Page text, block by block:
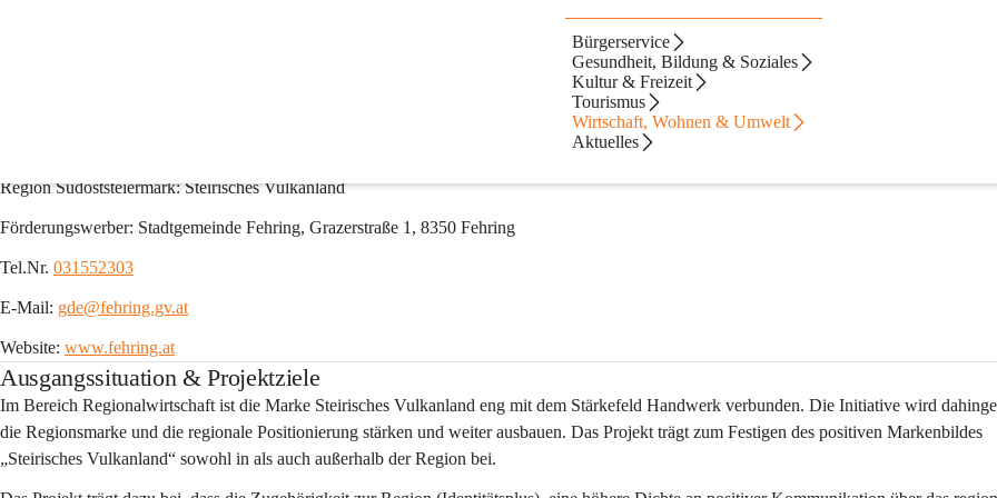
Bürgerservice
Gesundheit, Bildung & Soziales
Kultur & Freizeit
Tourismus
Wirtschaft, Wohnen & Umwelt
Aktuelles
FAIRing die Handwerksregion
Region Südoststeiermark: Steirisches Vulkanland
Förderungswerber: Stadtgemeinde Fehring, Grazerstraße 1, 8350 Fehring
Tel.Nr. 031552303
E-Mail: gde@fehring.gv.at
Website: www.fehring.at
Ausgangssituation & Projektziele
Im Bereich Regionalwirtschaft ist die Marke Steirisches Vulkanland eng mit dem Stärkefeld Handwerk verbunden. Die Initiative wird
die Regionsmarke und die regionale Positionierung stärken und weiter ausbauen. Das Projekt trägt zum Festigen des positiven Markenbildes
„Steirisches Vulkanland“ sowohl in als auch außerhalb der Region bei.